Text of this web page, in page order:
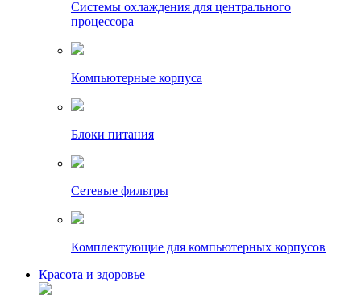
Системы охлаждения для центрального
процессора
Компьютерные корпуса
Блоки питания
Сетевые фильтры
Комплектующие для компьютерных корпусов
Красота и здоровье